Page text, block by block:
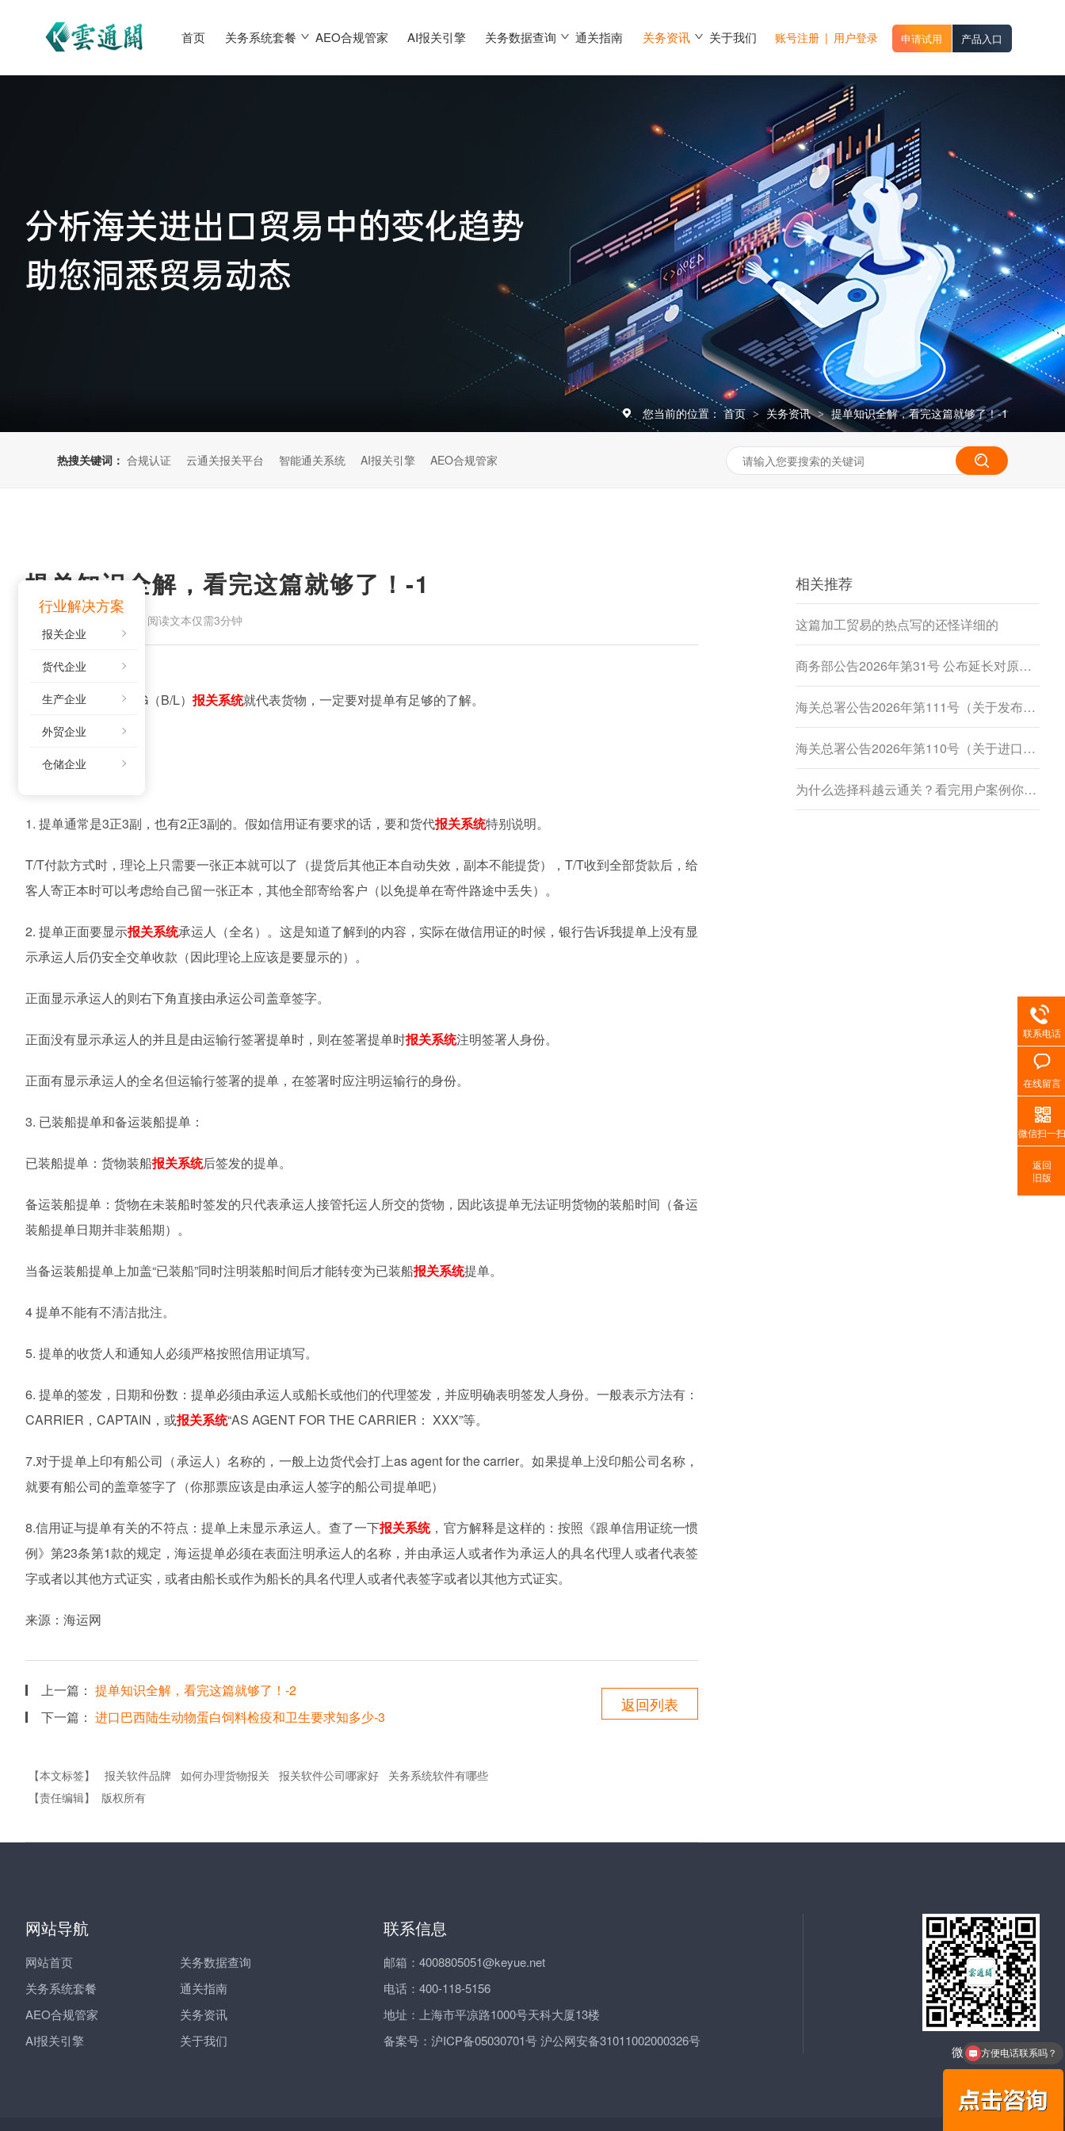
首页 关务系统套餐 AEO合规管家 AI报关引擎 关务数据查询 通关指南 关务资讯 关于我们 账号注册 | 用户登录 申请试用 产品入口
行业解决方案
报关企业
货代企业
生产企业
外贸企业
仓储企业
您当前的位置： 首页 > 关务资讯 > 提单知识全解，看完这篇就够了！-1
热搜关键词： 合规认证 云通关报关平台 智能通关系统 AI报关引擎 AEO合规管家
提单知识全解，看完这篇就够了！-1
阅读文本仅需3分钟
提单BILL OF LADING （B/L） 报关系统就代表货物，一定要对提单有足够的了解。
1. 提单通常是3正3副，也有2正3副的。假如信用证有要求的话，要和货代报关系统特别说明。
T/T付款方式时，理论上只需要一张正本就可以了（提货后其他正本自动失效，副本不能提货）， T/T收到全部货款后，给
客人寄正本时可以考虑给自己留一张正本，其他全部寄给客户（以免提单在寄件路途中丢失）。
2. 提单正面要显示报关系统承运人（全名）。这是知道了解到的内容，实际在做信用证的时候，银行告诉我提单上没有显
示承运人后仍安全交单收款（因此理论上应该是要显示的）。
正面显示承运人的则右下角直接由承运公司盖章签字。
正面没有显示承运人的并且是由运输行签署提单时，则在签署提单时报关系统注明签署人身份。
正面有显示承运人的全名但运输行签署的提单，在签署时应注明运输行的身份。
3. 已装船提单和备运装船提单：
已装船提单：货物装船报关系统后签发的提单。
备运装船提单：货物在未装船时签发的只代表承运人接管托运人所交的货物，因此该提单无法证明货物的装船时间（备运
装船提单日期并非装船期）。
当备运装船提单上加盖“已装船”同时注明装船时间后才能转变为已装船报关系统提单。
4提单不能有不清洁批注。
5. 提单的收货人和通知人必须严格按照信用证填写。
6. 提单的签发，日期和份数：提单必须由承运人或船长或他们的代理签发，并应明确表明签发人身份。一般表示方法有：
CARRIER ， CAPTAIN ，或报关系统“AS AGENT FOR THE CARRIER ： XXX”等。
7.对于提单上印有船公司（承运人）名称的，一般上边货代会打上as agent for the carrier。如果提单上没印船公司名称，
就要有船公司的盖章签字了（你那票应该是由承运人签字的船公司提单吧）
8.信用证与提单有关的不符点：提单上未显示承运人。查了一下报关系统，官方解释是这样的：按照《跟单信用证统一惯
例》第23条第1款的规定，海运提单必须在表面注明承运人的名称，并由承运人或者作为承运人的具名代理人或者代表签
字或者以其他方式证实，或者由船长或作为船长的具名代理人或者代表签字或者以其他方式证实。
来源：海运网
上一篇： 提单知识全解，看完这篇就够了！-2
下一篇： 进口巴西陆生动物蛋白饲料检疫和卫生要求知多少-3
返回列表
【本文标签】 报关软件品牌 如何办理货物报关 报关软件公司哪家好
关务系统软件有哪些
【责任编辑】
版权所有
相关推荐
这篇加工贸易的热点写的还怪详细的
商务部公告2026年第31号 公布延长对原产于加拿大的进口豌豆淀粉反倾销调查期限决定
海关总署公告2026年第111号（关于发布《进出境动植物检疫处理监督管理工作规定》《进出境卫生处理监督管理工作规定》的公告）
海关总署公告2026年第110号（关于进口柬埔寨鲜食菠萝蜜植物检疫要求的公告）
为什么选择科越云通关？看完用户案例你就懂了
网站导航
网站首页
关务数据查询
关务系统套餐
通关指南
AEO合规管家
关务资讯
AI报关引擎
关于我们
联系信息
邮箱：4008805051@keyue.net
电话：400-118-5156
地址：上海市平凉路1000号天科大厦13楼
备案号： 沪ICP备05030701号 沪公网安备31011002000326号
微信二维码
联系电话
在线留言
微信扫一扫
返回
旧版
方便电话联系吗？